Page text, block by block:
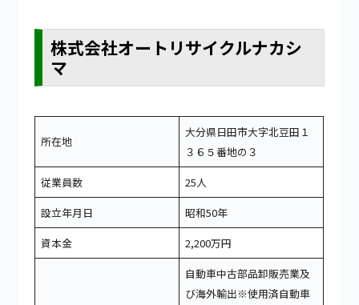
株式会社オートリサイクルナカシ
マ
所在地
大分県日田市大字北豆田１
３６５番地の３
従業員数
25人
設立年月日
昭和50年
資本金
2,200万円
自動車中古部品卸販売業及
び海外輸出※使用済自動車